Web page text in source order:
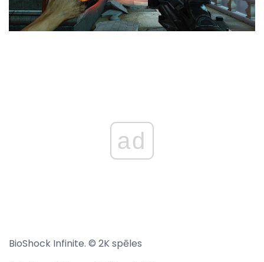
ad
BioShock Infinite. © 2K spēles